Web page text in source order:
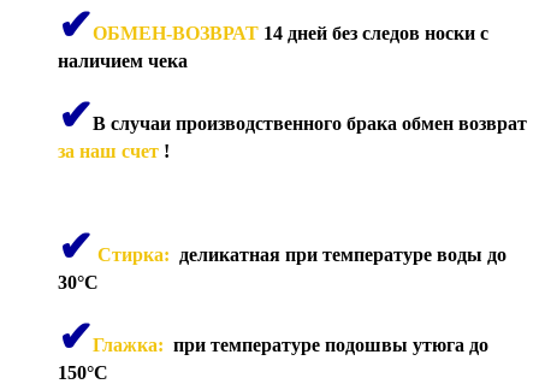
✔ОБМЕН-ВОЗВРАТ 14 дней без следов носки с
наличием чека
✔В случаи производственного брака обмен возврат
за наш счет !
✔ Стирка: деликатная при температуре воды до
30°C
✔Глажка: при температуре подошвы утюга до
150°C